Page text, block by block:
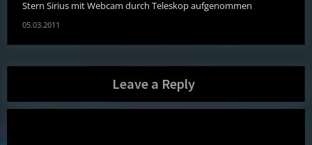
Stern Sirius mit Webcam durch Teleskop aufgenommen
05.03.2011
Leave a Reply